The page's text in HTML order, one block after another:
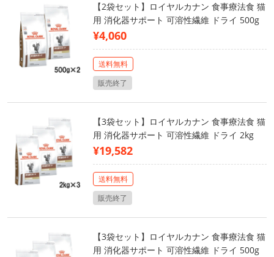
【2袋セット】ロイヤルカナン 食事療法食 猫
用 消化器サポート 可溶性繊維 ドライ 500g
¥4,060
送料無料
販売終了
【3袋セット】ロイヤルカナン 食事療法食 猫
用 消化器サポート 可溶性繊維 ドライ 2kg
¥19,582
送料無料
販売終了
【3袋セット】ロイヤルカナン 食事療法食 猫
用 消化器サポート 可溶性繊維 ドライ 500g